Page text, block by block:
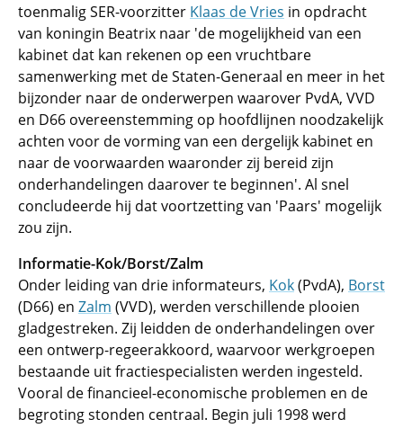
toenmalig SER-voorzitter Klaas de Vries in opdracht
van koningin Beatrix naar 'de mogelijkheid van een
kabinet dat kan rekenen op een vruchtbare
samenwerking met de Staten-Generaal en meer in het
bijzonder naar de onderwerpen waarover PvdA, VVD
en D66 overeenstemming op hoofdlijnen noodzakelijk
achten voor de vorming van een dergelijk kabinet en
naar de voorwaarden waaronder zij bereid zijn
onderhandelingen daarover te beginnen'. Al snel
concludeerde hij dat voortzetting van 'Paars' mogelijk
zou zijn.
Informatie-Kok/Borst/Zalm
Onder leiding van drie informateurs, Kok(PvdA), Borst
(D66) en Zalm (VVD), werden verschillende plooien
gladgestreken. Zij leidden de onderhandelingen over
een ontwerp-regeerakkoord, waarvoor werkgroepen
bestaande uit fractiespecialisten werden ingesteld.
Vooral de financieel-economische problemen en de
begroting stonden centraal. Begin juli 1998 werd